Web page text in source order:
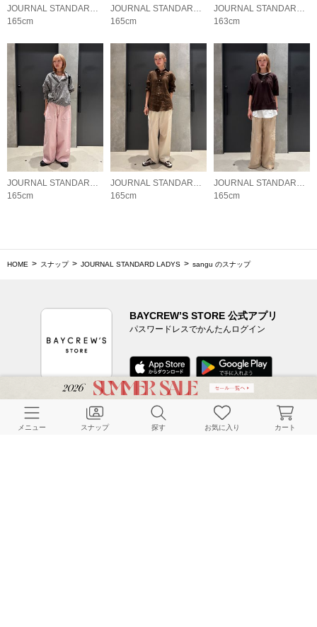
JOURNAL STANDARD LADYS
165cm
JOURNAL STANDARD LADYS
165cm
JOURNAL STANDARD LADYS
163cm
JOURNAL STANDARD LADYS
165cm
JOURNAL STANDARD LADYS
165cm
JOURNAL STANDARD LADYS
165cm
HOME スナップ JOURNAL STANDARD LADYS sangu のスナップ
BAYCREW’S STORE 公式アプリ
パスワードレスでかんたんログイン
CUSTOMER SERVICE
メニュー スナップ 探す お気に入り カート